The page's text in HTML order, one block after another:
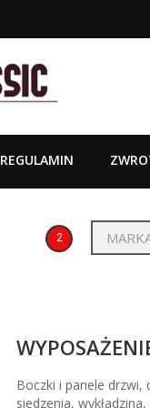
REGULAMIN
2
Boczki i panele drzwi,
siedzenia,